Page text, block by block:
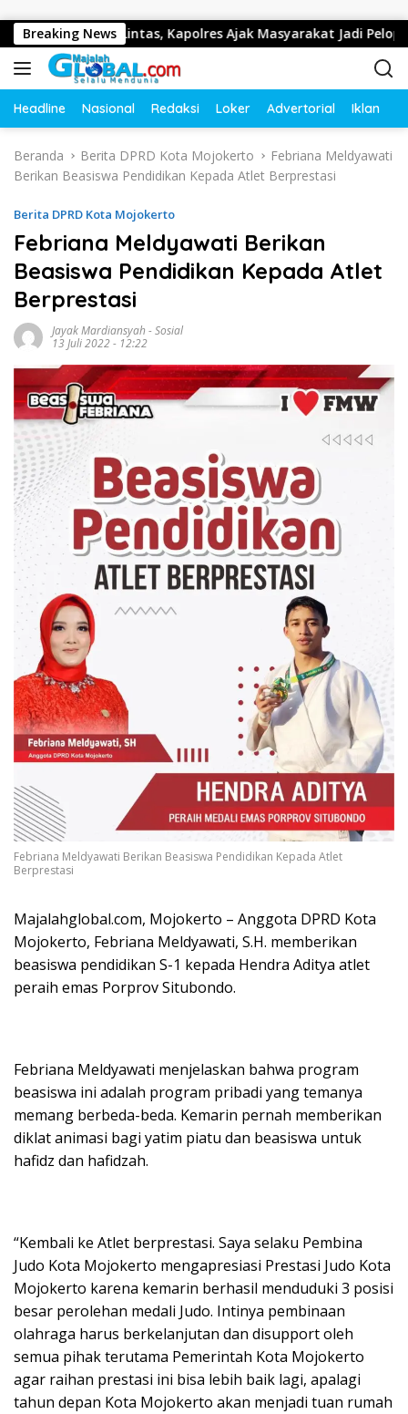
Breaking News
Lalu Lintas, Kapolres Ajak Masyarakat Jadi Pelopor
Headline Nasional Redaksi Loker Advertorial Iklan
Beranda Berita DPRD Kota Mojokerto
Febriana Meldyawati
Berikan Beasiswa Pendidikan Kepada Atlet Berprestasi
Berita DPRD Kota Mojokerto
Febriana Meldyawati Berikan
Beasiswa Pendidikan Kepada Atlet
Berprestasi
Jayak Mardiansyah -Sosial
13 Juli 2022 - 12:22
Febriana Meldyawati Berikan Beasiswa Pendidikan Kepada Atlet
Berprestasi
Majalahglobal.com, Mojokerto – Anggota DPRD Kota
Mojokerto, Febriana Meldyawati, S.H. memberikan
beasiswa pendidikan S-1 kepada Hendra Aditya atlet
peraih emas Porprov Situbondo.
Febriana Meldyawati menjelaskan bahwa program
beasiswa ini adalah program pribadi yang temanya
memang berbeda-beda. Kemarin pernah memberikan
diklat animasi bagi yatim piatu dan beasiswa untuk
hafidz dan hafidzah.
“Kembali ke Atlet berprestasi. Saya selaku Pembina
Judo Kota Mojokerto mengapresiasi Prestasi Judo Kota
Mojokerto karena kemarin berhasil menduduki 3 posisi
besar perolehan medali Judo. Intinya pembinaan
olahraga harus berkelanjutan dan disupport oleh
semua pihak terutama Pemerintah Kota Mojokerto
agar raihan prestasi ini bisa lebih baik lagi, apalagi
tahun depan Kota Mojokerto akan menjadi tuan rumah